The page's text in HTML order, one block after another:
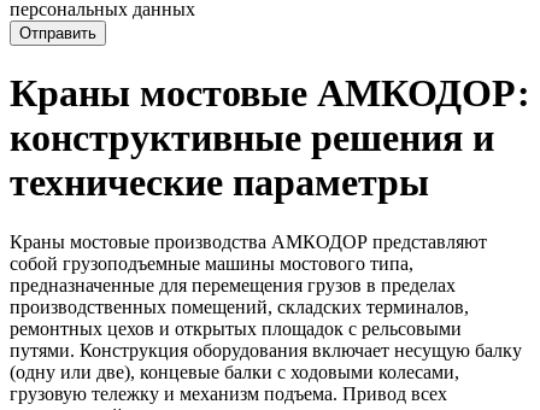
персональных данных
Отправить
Краны мостовые АМКОДОР:
конструктивные решения и
технические параметры
Краны мостовые производства АМКОДОР представляют
собой грузоподъемные машины мостового типа,
предназначенные для перемещения грузов в пределах
производственных помещений, складских терминалов,
ремонтных цехов и открытых площадок с рельсовыми
путями. Конструкция оборудования включает несущую балку
(одну или две), концевые балки с ходовыми колесами,
грузовую тележку и механизм подъема. Привод всех